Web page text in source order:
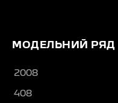
МОДЕЛЬНИЙ РЯД
2008
408